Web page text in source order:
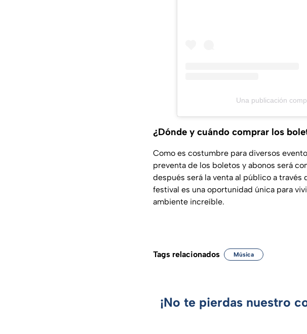
Una publicación
¿Dónde y cuándo comprar los
Como es costumbre para diversos
preventa de los boletos y abonos será
después será la venta al público a través
festival es una oportunidad única para
ambiente increíble.
Tags relacionados Música
¡No te pierdas nuestro